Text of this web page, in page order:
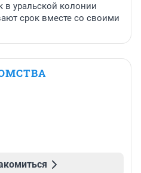
уральской колонии
срок вместе со своими